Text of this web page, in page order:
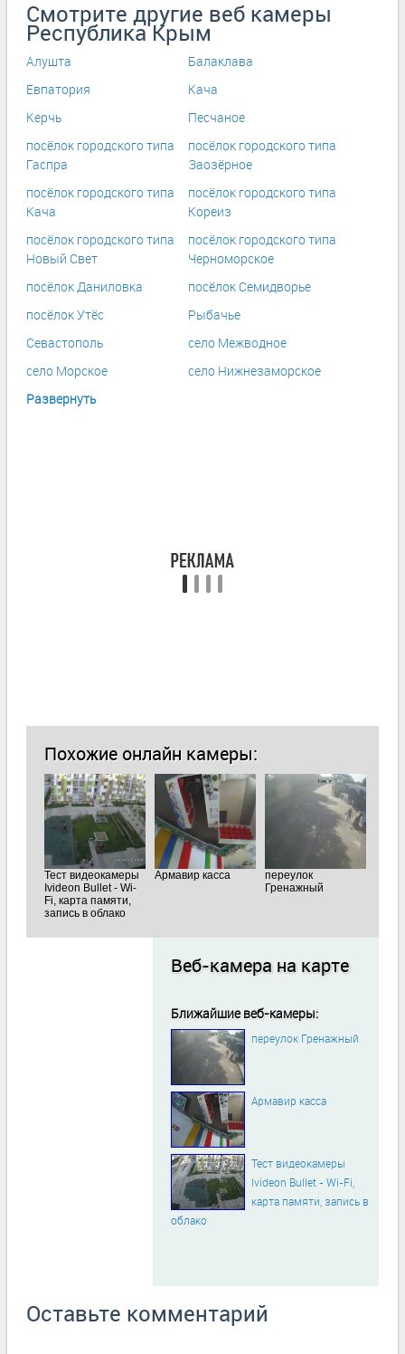
Смотрите другие веб камеры
Республика Крым
Алушта
Балаклава
Евпатория
Кача
Керчь
Песчаное
посёлок городского типа
Гаспра
посёлок городского типа
Заозёрное
посёлок городского типа
Кача
посёлок городского типа
Кореиз
посёлок городского типа
Новый Свет
посёлок городского типа
Черноморское
посёлок Даниловка
посёлок Семидворье
посёлок Утёс
Рыбачье
Севастополь
село Межводное
село Морское
село Нижнезаморское
Развернуть
Похожие онлайн камеры:
Тест видеокамеры
Ivideon Bullet - Wi-
Fi, карта памяти,
запись в облако
Армавир касса
переулок
Гренажный
Веб-камера на карте
Ближайшие веб-камеры:
переулок Гренажный
Армавир касса
Тест видеокамеры
Ivideon Bullet - Wi-Fi,
карта памяти, запись в
облако
Оставьте комментарий